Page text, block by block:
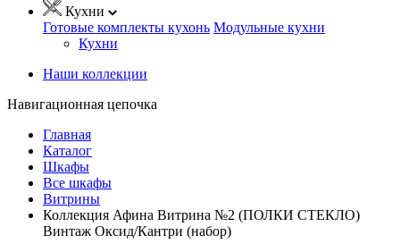
Кухни
Готовые комплекты кухонь Модульные кухни
Кухни
Наши коллекции
Навигационная цепочка
Главная
Каталог
Шкафы
Все шкафы
Витрины
Коллекция Афина Витрина №2 (ПОЛКИ СТЕКЛО)
Винтаж Оксид/Кантри (набор)